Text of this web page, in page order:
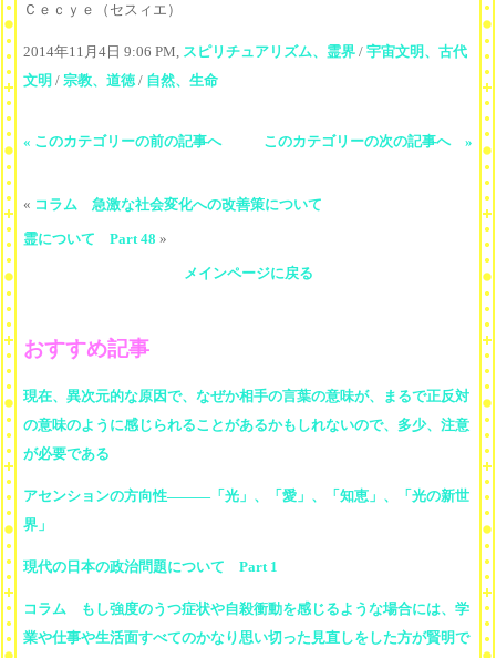
Ｃｅｃｙｅ（セスィエ）
2014年11月4日 9:06 PM, スピリチュアリズム、霊界 / 宇宙文明、古代
文明 / 宗教、道徳/ 自然、生命
« このカテゴリーの前の記事へ このカテゴリーの次の記事へ »
« コラム 急激な社会変化への改善策について
霊について Part 48 »
メインページに戻る
おすすめ記事
現在、異次元的な原因で、なぜか相手の言葉の意味が、まるで正反対
の意味のように感じられることがあるかもしれないので、多少、注意
が必要である
アセンションの方向性―――「光」、「愛」、「知恵」、「光の新世
界」
現代の日本の政治問題について Part 1
コラム もし強度のうつ症状や自殺衝動を感じるような場合には、学
業や仕事や生活面すべてのかなり思い切った見直しをした方が賢明で